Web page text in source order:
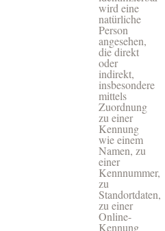
wird eine
natürliche
Person
angesehen,
die direkt
oder
indirekt,
insbesondere
mittels
Zuordnung
zu einer
Kennung
wie einem
Namen, zu
einer
Kennnummer,
zu
Standortdaten,
zu einer
Online-
Kennung